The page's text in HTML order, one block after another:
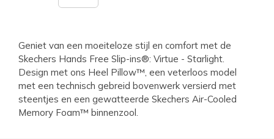
Geniet van een moeiteloze stijl en comfort met de
Skechers Hands Free Slip-ins®: Virtue - Starlight.
Design met ons Heel Pillow™, een veterloos model
met een technisch gebreid bovenwerk versierd met
steentjes en een gewatteerde Skechers Air-Cooled
Memory Foam™ binnenzool.